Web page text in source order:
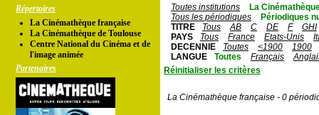
Répertoires
La Cinémathèque française
La Cinémathèque de Toulouse
Centre National du Cinéma et de
l'image animée
Partenaires
Toutes institutions
La
Tous les périodiques
Périodiques
TITRE
Tous AB C DE F
GHI
PAYS
Tous France Etats-Unis
DECENNIE
Toutes <1900
1900
LANGUE
Toutes Français
Réinitialiser les critères
La Cinémathèque française - 0